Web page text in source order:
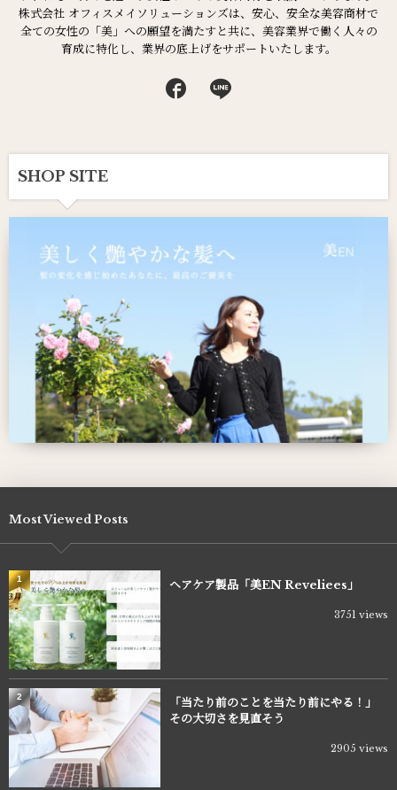
株式会社 オフィスメイソリューションズは、安心、安全な美容商材で
全ての女性の「美」への願望を満たすと共に、美容業界で働く人々の
育成に特化し、業界の底上げをサポートいたします。
SHOP SITE
Most Viewed Posts
ヘアケア製品「美EN Reveliees」
3751 views
1
「当たり前のことを当たり前にやる！」
その大切さを見直そう
2905 views
2